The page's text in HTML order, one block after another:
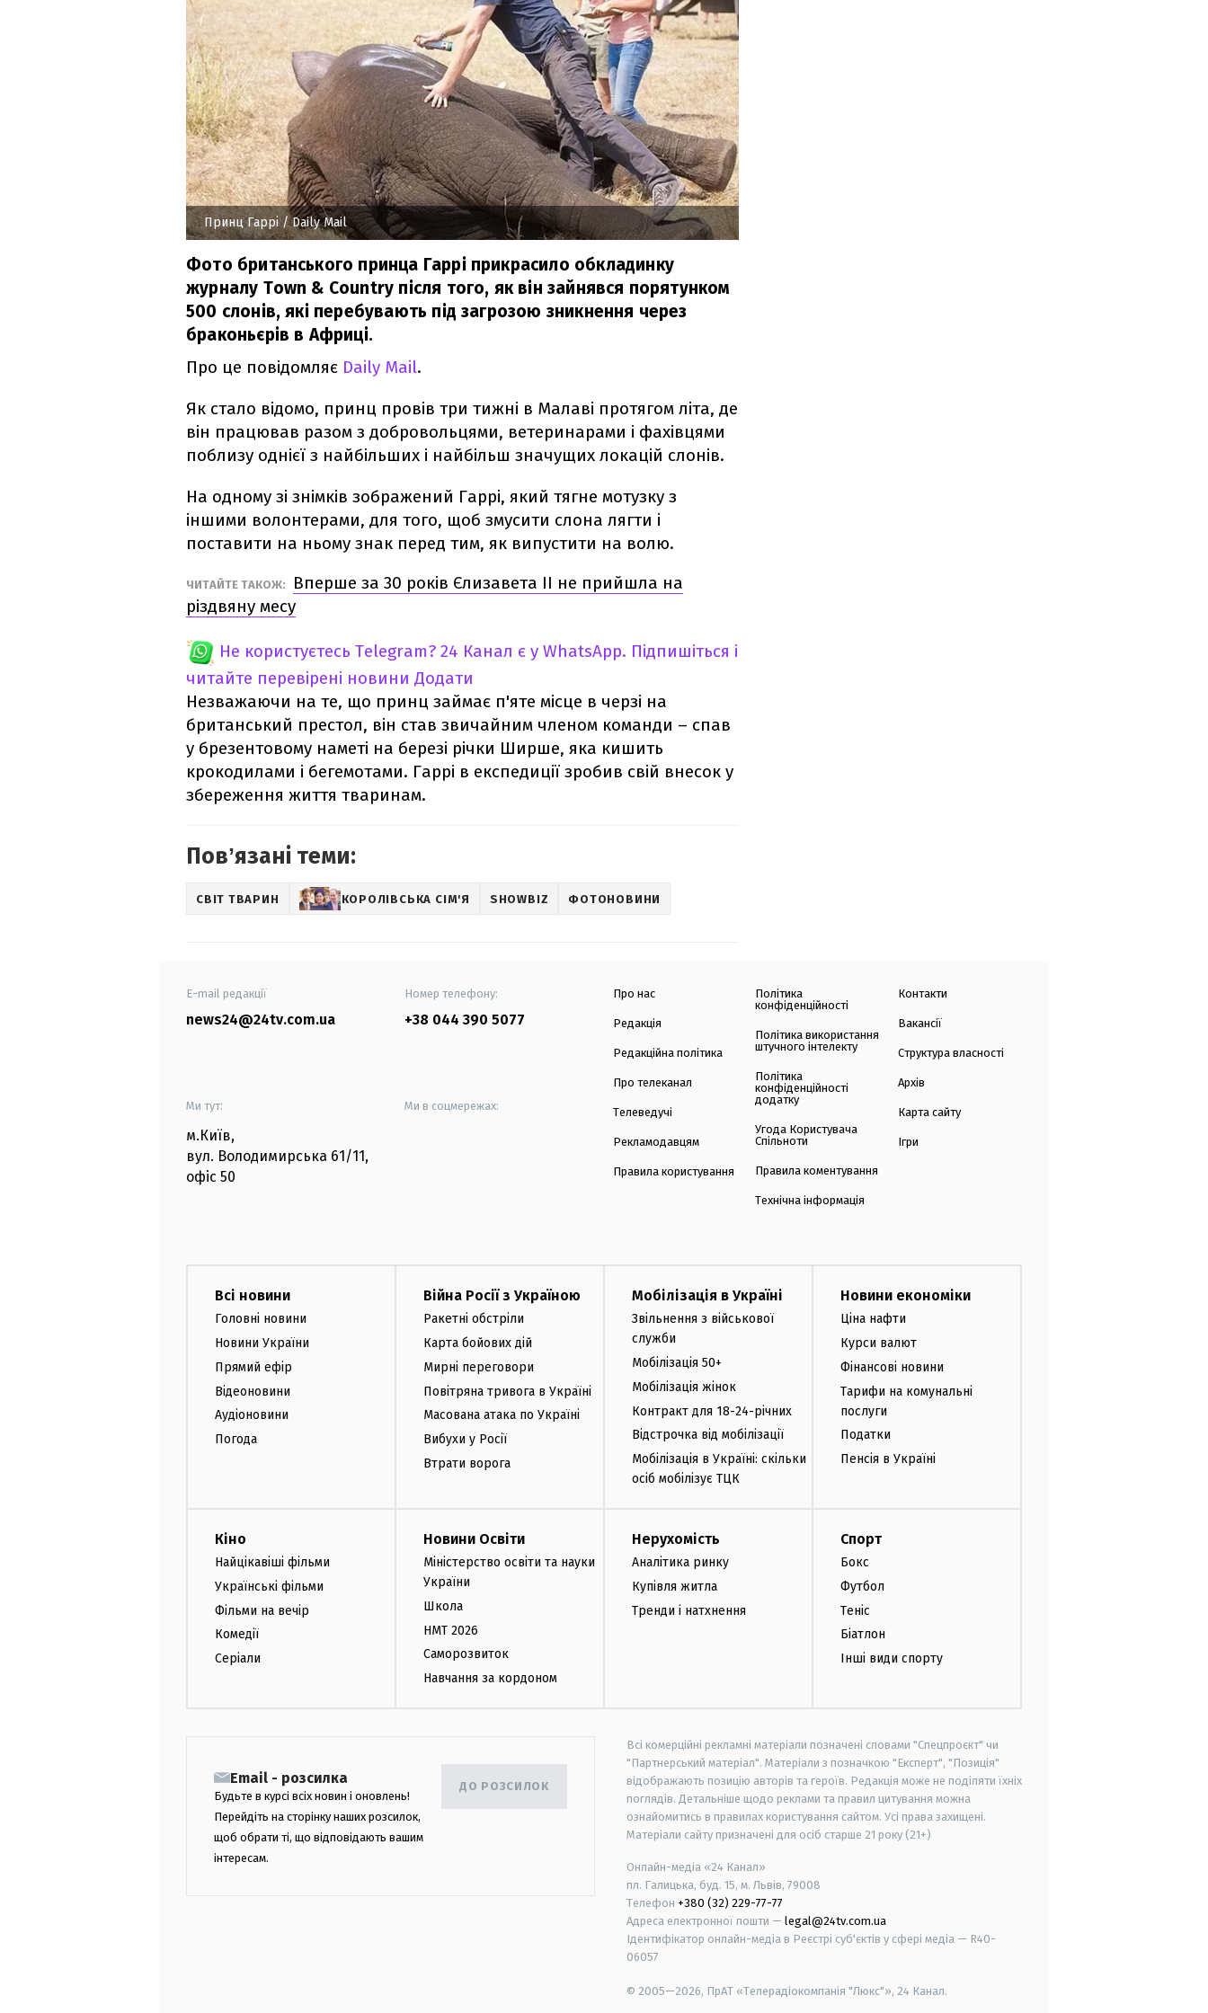
Принц Гаррі/ Daily Mail
Фото британського принца Гаррі прикрасило обкладинку
журналу Town & Country після того, як він зайнявся порятунком
500 слонів, які перебувають під загрозою зникнення через
браконьєрів в Африці.
Про це повідомляє Daily Mail.
Як стало відомо, принц провів три тижні в Малаві протягом літа, де
він працював разом з добровольцями, ветеринарами і фахівцями
поблизу однієї з найбільших і найбільш значущих локацій слонів.
На одному зі знімків зображений Гаррі, який тягне мотузку з
іншими волонтерами, для того, щоб змусити слона лягти і
поставити на ньому знак перед тим, як випустити на волю.
ЧИТАЙТЕ ТАКОЖ:
Вперше за 30 років Єлизавета ІІ не прийшла на
різдвяну месу
Не користуєтесь Telegram? 24 Канал є у WhatsApp. Підпишіться і
читайте перевірені новини Додати
Незважаючи на те, що принц займає п'яте місце в черзі на
британський престол, він став звичайним членом команди – спав
у брезентовому наметі на березі річки Ширше, яка кишить
крокодилами і бегемотами. Гаррі в експедиції зробив свій внесок у
збереження життя тваринам.
Повʼязані теми:
СВІТ ТВАРИН КОРОЛІВСЬКА СІМ'Я SHOWBIZ ФОТОНОВИНИ
E-mail редакції
news24@24tv.com.ua
Номер телефону:
+38 044 390 5077
Ми тут:
м.Київ,
вул. Володимирська 61/11,
офіс 50
Ми в соцмережах:
Про нас
Редакція
Редакційна політика
Про телеканал
Телеведучі
Рекламодавцям
Правила користування
Політика
конфіденційності
Політика використання
штучного інтелекту
Політика
конфіденційності
додатку
Угода Користувача
Спільноти
Правила коментування
Технічна інформація
Контакти
Вакансії
Структура власності
Архів
Карта сайту
Ігри
Всі новини
Головні новини
Новини України
Прямий ефір
Відеоновини
Аудіоновини
Погода
Війна Росії з Україною
Ракетні обстріли
Карта бойових дій
Мирні переговори
Повітряна тривога в Україні
Масована атака по Україні
Вибухи у Росії
Втрати ворога
Мобілізація в Україні
Звільнення з військової
служби
Мобілізація 50+
Мобілізація жінок
Контракт для 18-24-річних
Відстрочка від мобілізації
Мобілізація в Україні: скільки
осіб мобілізує ТЦК
Новини економіки
Ціна нафти
Курси валют
Фінансові новини
Тарифи на комунальні
послуги
Податки
Пенсія в Україні
Кіно
Найцікавіші фільми
Українські фільми
Фільми на вечір
Комедії
Серіали
Новини Освіти
Міністерство освіти та науки
України
Школа
НМТ 2026
Саморозвиток
Навчання за кордоном
Нерухомість
Аналітика ринку
Купівля житла
Тренди і натхнення
Спорт
Бокс
Футбол
Теніс
Біатлон
Інші види спорту
Email - розсилка
Будьте в курсі всіх новин і оновлень!
Перейдіть на сторінку наших розсилок,
щоб обрати ті, що відповідають вашим
інтересам.
ДО РОЗСИЛОК
Всі комерційні рекламні матеріали позначені словами "Спецпроєкт" чи
"Партнерський матеріал". Матеріали з позначкою "Експерт", "Позиція"
відображають позицію авторів та героїв. Редакція може не поділяти їхніх
поглядів. Детальніше щодо реклами та правил цитування можна
ознайомитись в правилах користування сайтом. Усі права захищені.
Матеріали сайту призначені для осіб старше 21 року (21+)
Онлайн-медіа «24 Канал»
пл. Галицька, буд. 15, м. Львів, 79008
Телефон +380 (32) 229-77-77
Адреса електронної пошти — legal@24tv.com.ua
Ідентифікатор онлайн-медіа в Реєстрі суб'єктів у сфері медіа — R40-
06057
© 2005—2026, ПрАТ «Телерадіокомпанія "Люкс"», 24 Канал.